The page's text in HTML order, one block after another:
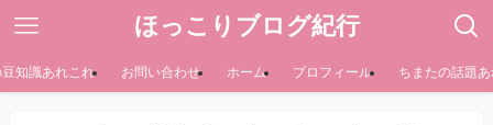
ほっこりブログ紀行
知識あれこれ お問い合わせ ホーム プロフィール ちまたの話題